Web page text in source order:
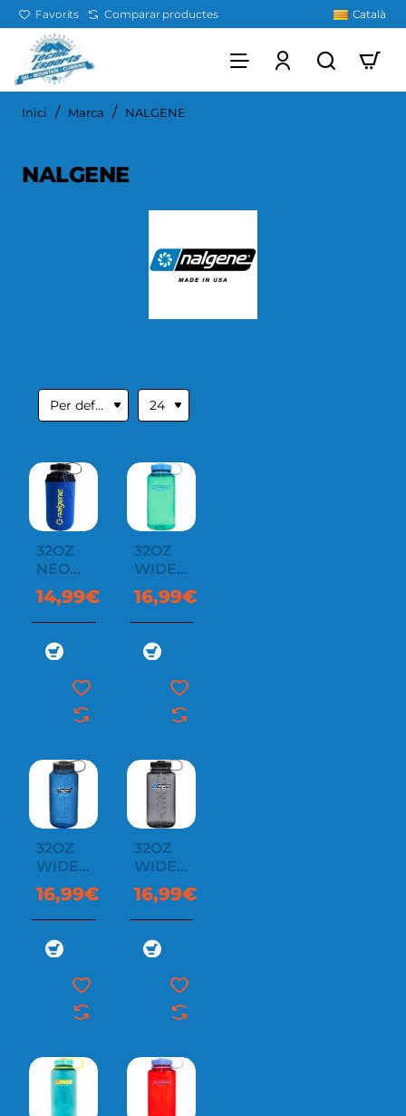
Favorits Comparar productes Català
Inici homeMarca NALGENE
NALGENE
32OZ
NEOPRENE
SLEEVE
14,99€
32OZ
WIDE
MOUTH
SUSTAIN
16,99€
32OZ
WIDE
MOUTH
SUSTAIN
16,99€
32OZ
WIDE
MOUTH
SUSTAIN
16,99€